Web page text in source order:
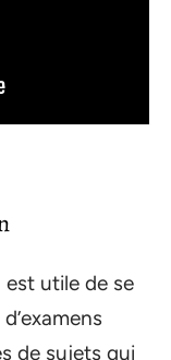
est utile de se
de sujets qui